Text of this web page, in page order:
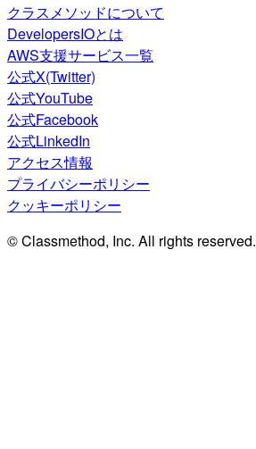
クラスメソッドについて
DevelopersIOとは
AWS支援サービス一覧
公式X(Twitter)
公式YouTube
公式Facebook
公式LinkedIn
アクセス情報
プライバシーポリシー
クッキーポリシー
© Classmethod, Inc. All rights reserved.